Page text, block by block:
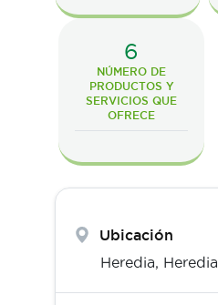
6
NÚMERO DE
PRODUCTOS Y
SERVICIOS QUE
OFRECE
Ubicación
Heredia, Heredia